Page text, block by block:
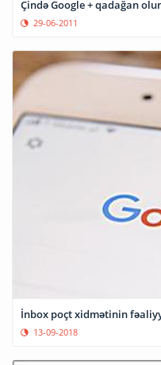
Çində Google + qadağan
29-06-2011
İnbox poçt xidmətinin
13-09-2018